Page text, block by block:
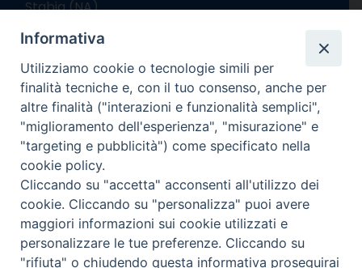
Stabia (NA)
Giorni ed Orari Apertura Uffici:
Lunedì e Mercoledì ore 09:00 – 13:00
Uffici Matrimoni:
Lunedì e Mercoledì ore 09:30 – 12:30
seguici su
Channel
Informativa Privacy
COPYRIGHT © 2013-2025
Informativa
Utilizziamo cookie o tecnologie simili per
finalità tecniche e, con il tuo consenso, anche per
altre finalità ("interazioni e funzionalità semplici",
"miglioramento dell'esperienza", "misurazione" e
"targeting e pubblicità") come specificato nella
cookie policy.
Cliccando su "accetta" acconsenti all'utilizzo dei
cookie. Cliccando su "personalizza" puoi avere
maggiori informazioni sui cookie utilizzati e
personalizzare le tue preferenze. Cliccando su
"rifiuta" o chiudendo questa informativa proseguirai